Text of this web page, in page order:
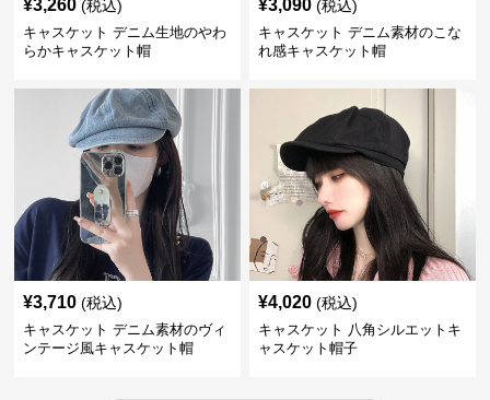
¥3,260 (税込)
キャスケット デニム生地のやわ
らかキャスケット帽
¥3,090 (税込)
キャスケット デニム素材のこな
れ感キャスケット帽
¥3,710 (税込)
キャスケット デニム素材のヴィ
ンテージ風キャスケット帽
¥4,020 (税込)
キャスケット 八角シルエットキ
ャスケット帽子